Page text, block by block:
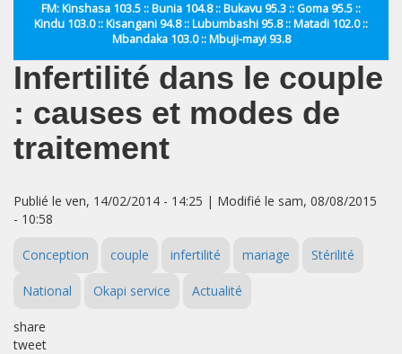
FM: Kinshasa 103.5 :: Bunia 104.8 :: Bukavu 95.3 :: Goma 95.5 ::
Kindu 103.0 :: Kisangani 94.8 :: Lubumbashi 95.8 :: Matadi 102.0 ::
Mbandaka 103.0 :: Mbuji-mayi 93.8
Infertilité dans le couple
: causes et modes de
traitement
Publié le ven, 14/02/2014 - 14:25 | Modifié le sam, 08/08/2015
- 10:58
Conception couple infertilité mariage Stérilité
National Okapi service Actualité
share
tweet